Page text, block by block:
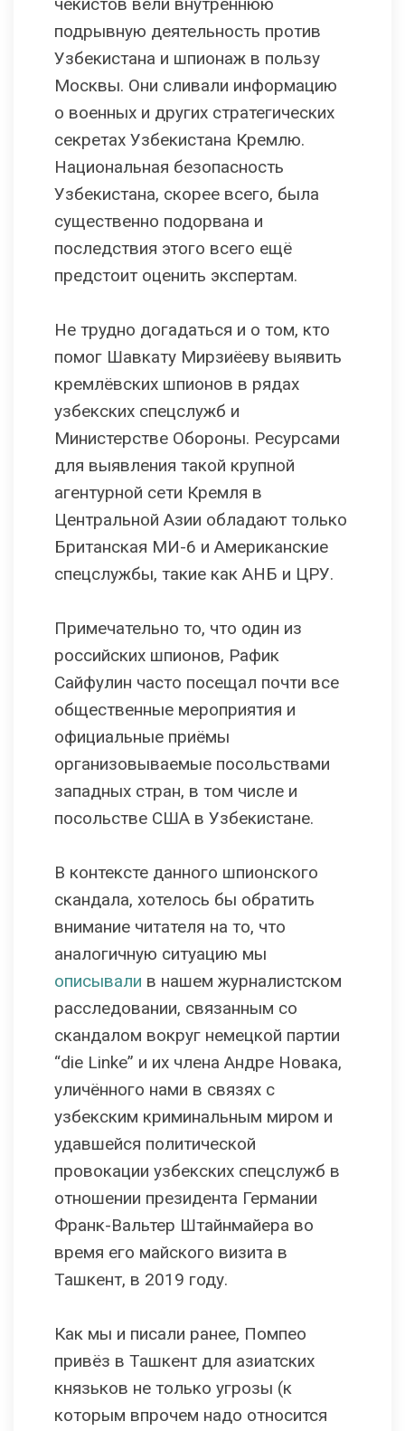
чекистов вели внутреннюю
подрывную деятельность против
Узбекистана и шпионаж в пользу
Москвы. Они сливали информацию
о военных и других стратегических
секретах Узбекистана Кремлю.
Национальная безопасность
Узбекистана, скорее всего, была
существенно подорвана и
последствия этого всего ещё
предстоит оценить экспертам.
Не трудно догадаться и о том, кто
помог Шавкату Мирзиёеву выявить
кремлёвских шпионов в рядах
узбекских спецслужб и
Министерстве Обороны. Ресурсами
для выявления такой крупной
агентурной сети Кремля в
Центральной Азии обладают только
Британская МИ-6 и Американские
спецслужбы, такие как АНБ и ЦРУ.
Примечательно то, что один из
российских шпионов, Рафик
Сайфулин часто посещал почти все
общественные мероприятия и
официальные приёмы
организовываемые посольствами
западных стран, в том числе и
посольстве США в Узбекистане.
В контексте данного шпионского
скандала, хотелось бы обратить
внимание читателя на то, что
аналогичную ситуацию мы
описывали в нашем журналистском
расследовании, связанным со
скандалом вокруг немецкой партии
“die Linke” и их члена Андре Новака,
уличённого нами в связях с
узбекским криминальным миром и
удавшейся политической
провокации узбекских спецслужб в
отношении президента Германии
Франк-Вальтер Штайнмайера во
время его майского визита в
Ташкент, в 2019 году.
Как мы и писали ранее, Помпео
привёз в Ташкент для азиатских
князьков не только угрозы (к
которым впрочем надо относится